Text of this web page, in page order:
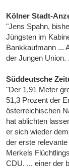
Kölner Stadt-
"Jens Spahn,
Jüngsten im
Bankkaufmann ...
der Jungen
Süddeutsche
"Der 1,91 Meter
51,3 Prozent der
österreichischen
hat ablichten
er sich wieder
der erste
Merkels
CDU. ... einer der